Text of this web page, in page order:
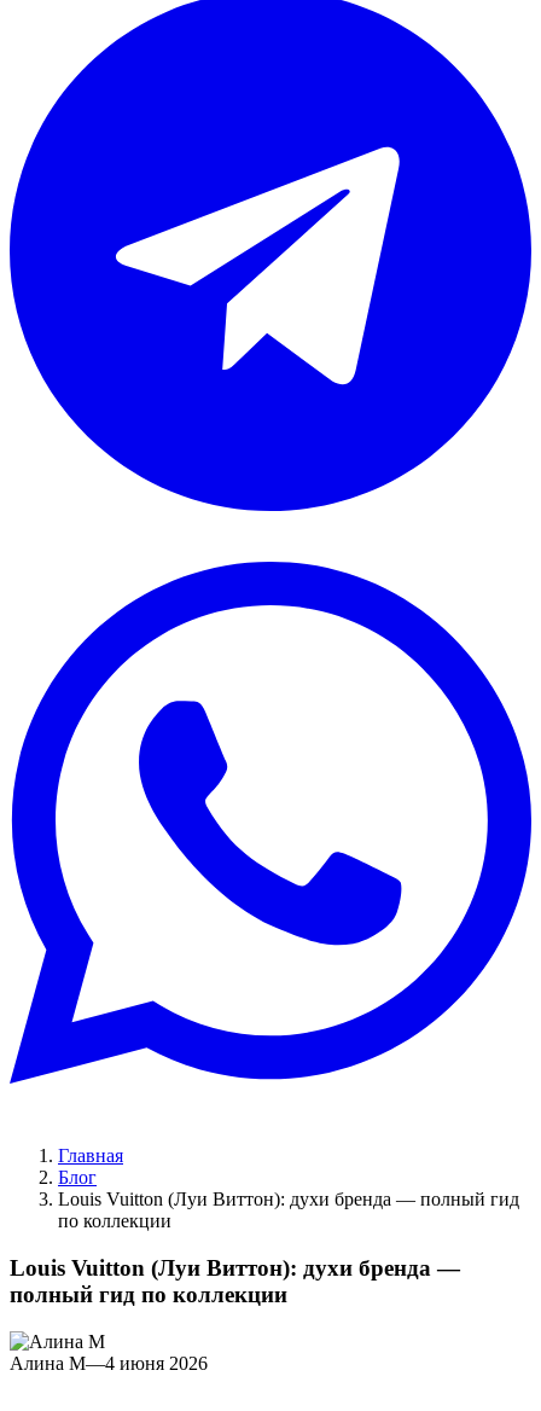
Главная
Блог
Louis Vuitton (Луи Виттон): духи бренда — полный гид
по коллекции
Louis Vuitton (Луи Виттон): духи бренда —
полный гид по коллекции
Алина М—4 июня 2026